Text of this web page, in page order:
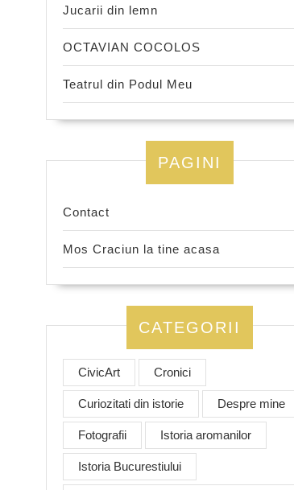
Jucarii din lemn
OCTAVIAN COCOLOS
Teatrul din Podul Meu
PAGINI
Contact
Mos Craciun la tine acasa
CATEGORII
CivicArt Cronici
Curiozitati din istorie Despre mine
Fotografii Istoria aromanilor
Istoria Bucurestiului